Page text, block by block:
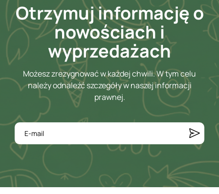
Otrzymuj informację o
nowościach i
wyprzedażach
Możesz zrezygnować w każdej chwili. W tym celu
należy odnaleźć szczegóły w naszej informacji
prawnej.